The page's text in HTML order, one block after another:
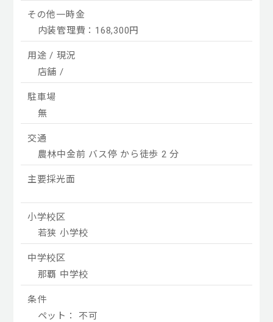
その他一時金
内装管理費：168,300円
用途 / 現況
店舗 /
駐車場
無
交通
農林中金前 バス停 から徒歩 2 分
主要採光面
小学校区
若狭 小学校
中学校区
那覇 中学校
条件
ペット： 不可